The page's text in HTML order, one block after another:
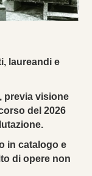
laureandi e
previa visione
del 2026
in catalogo e
di opere non